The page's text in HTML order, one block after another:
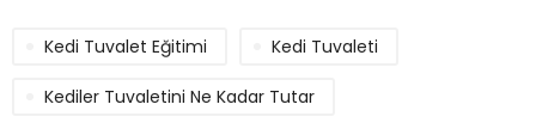
Kedi Tuvalet Eğitimi Kedi Tuvaleti
Kediler Tuvaletini Ne Kadar Tutar